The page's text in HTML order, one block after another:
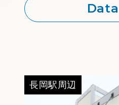
Data
長岡駅周辺